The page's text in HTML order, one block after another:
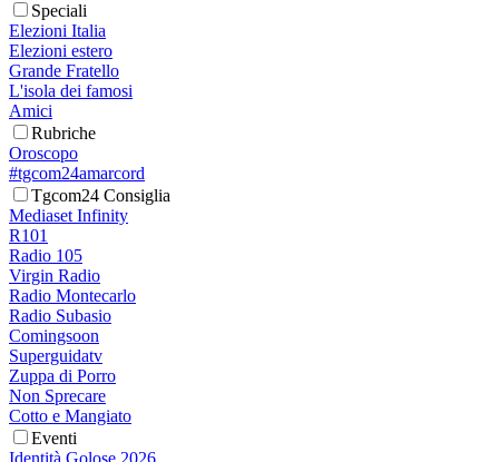
Speciali
Elezioni Italia
Elezioni estero
Grande Fratello
L'isola dei famosi
Amici
Rubriche
Oroscopo
#tgcom24amarcord
Tgcom24 Consiglia
Mediaset Infinity
R101
Radio 105
Virgin Radio
Radio Montecarlo
Radio Subasio
Comingsoon
Superguidatv
Zuppa di Porro
Non Sprecare
Cotto e Mangiato
Eventi